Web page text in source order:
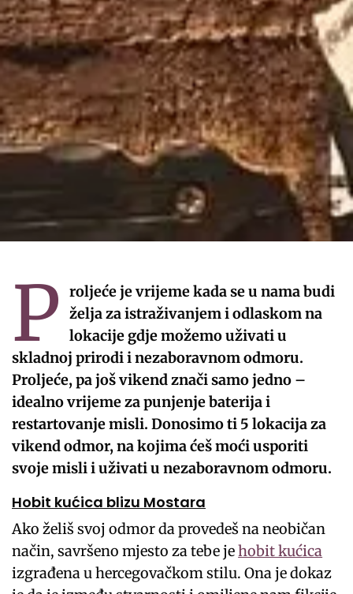
P
roljeće je vrijeme kada se u nama budi
želja za istraživanjem i odlaskom na
lokacije gdje možemo uživati u
skladnoj prirodi i nezaboravnom odmoru.
Proljeće, pa još vikend znači samo jedno –
idealno vrijeme za punjenje baterija i
restartovanje misli. Donosimo ti 5 lokacija za
vikend odmor, na kojima ćeš moći usporiti
svoje misli i uživati u nezaboravnom odmoru.
Hobit kućica blizu Mostara
Ako želiš svoj odmor da provedeš na neobičan
način, savršeno mjesto za tebe jehobit kućica
izgrađena u hercegovačkom stilu. Ona je dokaz